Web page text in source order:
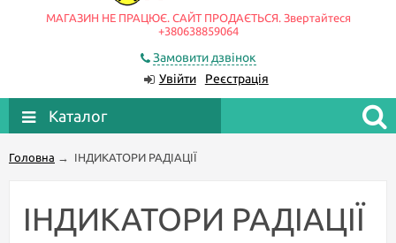
МАГАЗИН НЕ ПРАЦЮЄ. САЙТ ПРОДАЄТЬСЯ. Звертайтеся
+380638859064
Замовити дзвінок
Увійти
Реєстрація
Каталог
Головна → ІНДИКАТОРИ РАДІАЦІЇ
ІНДИКАТОРИ РАДІАЦІЇ